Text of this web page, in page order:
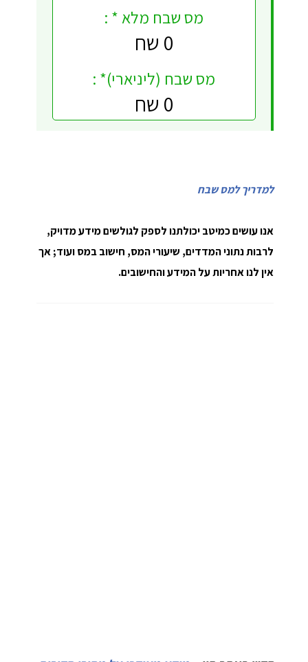
מס שבח מלא * :
0 שח
מס שבח (ליניארי)* :
0 שח
למדריך למס שבח
אנו עושים כמיטב יכולתנו לספק לגולשים מידע מדויק,
לרבות נתוני המדדים, שיעורי המס, חישוב במס ועוד; אך
אין לנו אחריות על המידע והחישובים.